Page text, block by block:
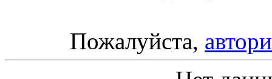
Пожалуйста,